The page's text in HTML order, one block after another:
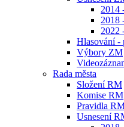
2014
2018
2022
Hlasování -
Výbory ZM
Rada města
Složení RM
Komise RM
Pravidla
Usnesení